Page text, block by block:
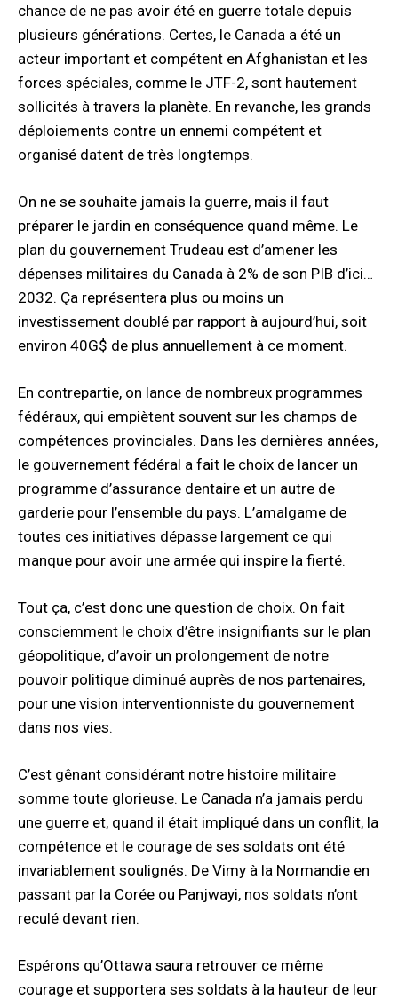
chance de ne pas avoir été en guerre totale depuis
plusieurs générations. Certes, le Canada a été un
acteur important et compétent en Afghanistan et les
forces spéciales, comme le JTF-2, sont hautement
sollicités à travers la planète. En revanche, les grands
déploiements contre un ennemi compétent et
organisé datent de très longtemps.
On ne se souhaite jamais la guerre, mais il faut
préparer le jardin en conséquence quand même. Le
plan du gouvernement Trudeau est d’amener les
dépenses militaires du Canada à 2% de son PIB d’ici…
2032. Ça représentera plus ou moins un
investissement doublé par rapport à aujourd’hui, soit
environ 40G$ de plus annuellement à ce moment.
En contrepartie, on lance de nombreux programmes
fédéraux, qui empiètent souvent sur les champs de
compétences provinciales. Dans les dernières années,
le gouvernement fédéral a fait le choix de lancer un
programme d’assurance dentaire et un autre de
garderie pour l’ensemble du pays. L’amalgame de
toutes ces initiatives dépasse largement ce qui
manque pour avoir une armée qui inspire la fierté.
Tout ça, c’est donc une question de choix. On fait
consciemment le choix d’être insignifiants sur le plan
géopolitique, d’avoir un prolongement de notre
pouvoir politique diminué auprès de nos partenaires,
pour une vision interventionniste du gouvernement
dans nos vies.
C’est gênant considérant notre histoire militaire
somme toute glorieuse. Le Canada n’a jamais perdu
une guerre et, quand il était impliqué dans un conflit, la
compétence et le courage de ses soldats ont été
invariablement soulignés. De Vimy à la Normandie en
passant par la Corée ou Panjwayi, nos soldats n’ont
reculé devant rien.
Espérons qu’Ottawa saura retrouver ce même
courage et supportera ses soldats à la hauteur de leur